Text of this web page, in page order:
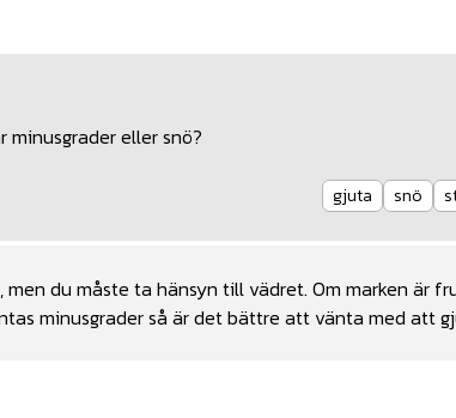
minusgrader eller snö?
gjuta snö
du måste ta hänsyn till vädret. Om marken är
minusgrader så är det bättre att vänta med att